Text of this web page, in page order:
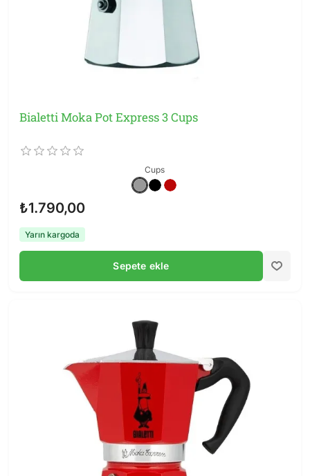
Bialetti Moka Pot Express 3 Cups
Cups
₺1.790,00
Yarın kargoda
Sepete ekle